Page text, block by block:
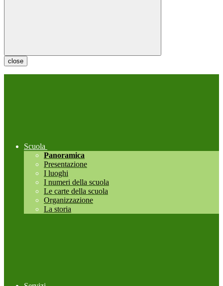
close
Scuola
Panoramica
Presentazione
I luoghi
I numeri della scuola
Le carte della scuola
Organizzazione
La storia